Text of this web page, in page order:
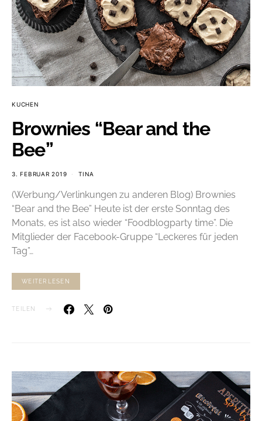
KUCHEN
Brownies “Bear and the
Bee”
3. FEBRUAR 2019 TINA
(Werbung/Verlinkungen zu anderen Blog) Brownies
“Bear and the Bee” Heute ist der erste Sonntag des
Monats, es ist also wieder “Foodblogparty time”. Die
Mitglieder der Facebook-Gruppe “Leckeres für jeden
Tag”…
WEITERLESEN
TEILEN